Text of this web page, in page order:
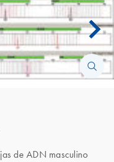
de ADN masculino